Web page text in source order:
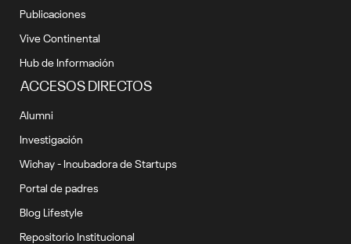
Publicaciones
Vive Continental
Hub de Información
ACCESOS DIRECTOS
Alumni
Investigación
Wichay - Incubadora de Startups
Portal de padres
Blog Lifestyle
Repositorio Institucional